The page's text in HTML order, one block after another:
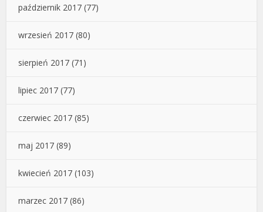
październik 2017 (77)
wrzesień 2017 (80)
sierpień 2017 (71)
lipiec 2017 (77)
czerwiec 2017 (85)
maj 2017 (89)
kwiecień 2017 (103)
marzec 2017 (86)